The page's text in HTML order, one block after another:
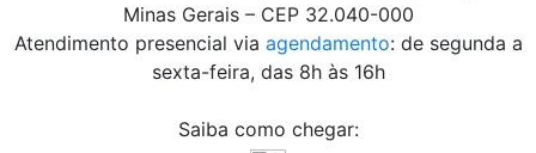
Minas Gerais – CEP 32.040-000
Atendimento presencial via agendamento: de segunda a
sexta-feira, das 8h às 16h
Saiba como chegar: